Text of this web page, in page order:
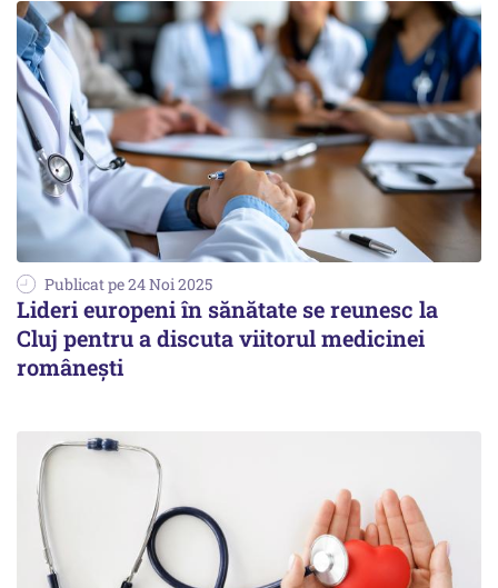
Publicat pe 24 Noi 2025
Lideri europeni în sănătate se reunesc la
Cluj pentru a discuta viitorul medicinei
românești